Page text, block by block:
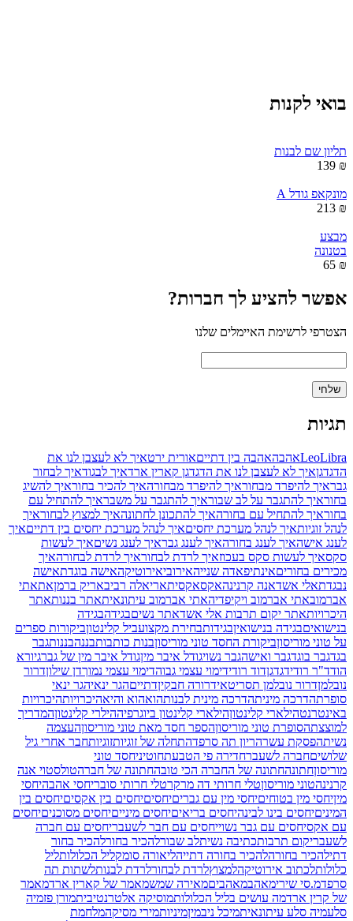
בואי לקנות
תליון שם לבנות
₪ 139
מונקאפ גודל A
₪ 213
מבצע
בטנונה
₪ 65
אפשר להציע לך חברות?
הצטרפי לרשימת האיימלים שלנו
תגיות
LeoLibra אהבהאהבה בין דתייםאורית ירטאיך לא לעצבן לנו את
הדגדגןאיך לא לעצבן לנו את הדגדגן קארין ארדאיך לבגודאיך לבחור
גבראיך להיפרד מבחוראיך להיפרד מבחורהאיך להכיר בחוראיך להשיג
בחוראיך להתגבר על לב שבוראיך להתגבר על משבראיך להתחיל עם
בחוראיך להתחיל עם בחורהאיך להתכונן לחתונהאיך למצוץ לבחוראיך
לנהל זוגיותאיך לנהל מערכת יחסיםאיך לנהל מערכת יחסים בין דתייםאיך
לענג אישהאיך לענג בחורהאיך לענג גבראיך לענג נשיםאיך לעשות
סקסאיך לעשות סקס בעכוזאיך לרדת לבחוראיך לרדת לבחורהאיך
מכירים בחוריםאינתיפאדה שנייהאירוביאירוטיקהאישה בוגדתאישה
נבגדתאלי אשדאנה קרנינהאקסאקסיתאריאלה רביבאריק ברמןאתאתי
אברמובאתי אברמוב ויקיפדיהאתי אברמוב עיתונאיתאתר בננותאתר
היכרויותאתר יקום תרבות אלי אשדאתר נשיםבגידהבגידה
בנישואיםבגידה בנישואיןבגידותבחירת מקצועביל קלינטוןביקורות ספרים
על טוני מוריסוןביקורת החסד טוני מוריסוןבנות כותבותבננהבננותגבר
בגדגבר בוגדגבר ואישהגבר נשויגודל איבר מיןגודל איבר מין של גברגיורא
הודד"ר רודידגדגןדוד רודידימוי עצמי גבוהדימוי עצמי נמוךדן שילוןדרור
נובלמןדרור נובלמן תסריטאידרורה חבקיןדתייםהגר ינאיהגר ינאי
סופרתהדרכה מיניתהדרכה מינית לבנותהואהוא והיאהיכרויותהיכרויות
באינטרנטהילארי קלינטוןהילארי קלינטון ביוגרפיההילרי קלינטוןהמדריך
למוצצתהסופרת טוני מוריסוןהספר חסד מאת טוני מוריסוןהעצמה
נשיתהפסקת עשרהריון תה סרפדהתחלה של זוגיותזוגיותחבר אחרי גיל
שלושיםחברה לשעברחדירה פי הטבעתחוטיניחסד טוני
מוריסוןחתונהחתונה של החברה הכי טובהחתונה של חברהטולסטוי אנה
קרנינהטוני מוריסוןטלי חרותי דה מרקרטלי חרותי סובריחסי אהבהיחסי
מיןיחסי מין בטוחיםיחסי מין עם גבריםיחסיםיחסים בין אקסיםיחסים בין
המיניםיחסים בינו לבינהיחסים בריאיםיחסים מינייםיחסים מסוכניםיחסים
עם אקסיחסים עם גבר נשוייחסים עם חבר לשעבריחסים עם חברה
לשעבריקום תרבותכתיבה נשיתלב שבורלהכיר בחורלהכיר בחור
דתילהכיר בחורהלהכיר בחורה דתייהליאורה סומקליל הכלולותליל
כלולותלכתוב אירוטיקהלמצוץלרדת לבחורלרדת לבנותלשתות תה
סרפדמ.סי שירימאהבמאהביםמאירה שמשמאמר של קארין ארדמאמר
של קרין ארדמה עושים בליל הכלולותמוסיקה אלטרנטיביתמורן פזמיה
סלעמיה סלע עיתונאיתמיכל ניבמיןמיניותמירי מסיקהמלחמת